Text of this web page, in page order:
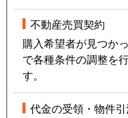
不動産売買契約
購入希望者が見つか
で各種条件の調整を
す。
代金の受領・物件引